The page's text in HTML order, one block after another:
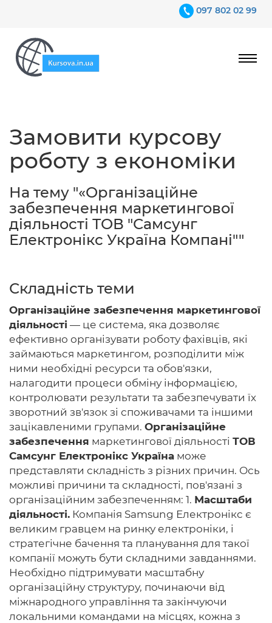
097 802 02 99
Замовити курсову
роботу з економіки
На тему "«Організаційне
забезпечення маркетингової
діяльності ТОВ "Самсунг
Електронікс Україна Компані""
Складність теми
Організаційне забезпечення маркетингової
діяльності — це система, яка дозволяє
ефективно організувати роботу фахівців, які
займаються маркетингом, розподілити між
ними необхідні ресурси та обов'язки,
налагодити процеси обміну інформацією,
контролювати результати та забезпечувати їх
зворотний зв'язок зі споживачами та іншими
зацікавленими групами. Організаційне
забезпечення маркетингової діяльності ТОВ
Самсунг Електронікс Україна може
представляти складність з різних причин. Ось
можливі причини та складності, пов'язані з
організаційним забезпеченням: 1. Масштаби
діяльності. Компанія Samsung Електронікс є
великим гравцем на ринку електроніки, і
стратегічне бачення та планування для такої
компанії можуть бути складними завданнями.
Необхідно підтримувати масштабну
організаційну структуру, починаючи від
міжнародного управління та закінчуючи
локальними командами на місцях, кожна з
Гарантії
Відгуки
Контакти
Головна
Авторам
Умови
Вхiд